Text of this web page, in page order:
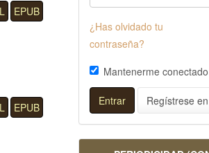
EPUB
EPUB
¿Has olvidado tu
contraseña?
Mantenerme conectado
Entrar Regístrese